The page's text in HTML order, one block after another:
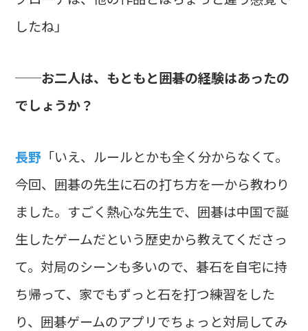
したね」
──お二人は、もともと囲碁の経験はあったの
でしょうか？
長野 「いえ、ルールとかも全く分からなくて。
今回、囲碁の先生に石の打ち方を一から教わり
ました。すごく熱心な先生で、囲碁は中国で誕
生したゲームだという歴史から教えてくださっ
て。対局のシーンも多いので、碁石を自宅に持
ち帰って、家でもずっと石を打つ練習をした
り、囲碁ゲームのアプリでちょっと対局してみ